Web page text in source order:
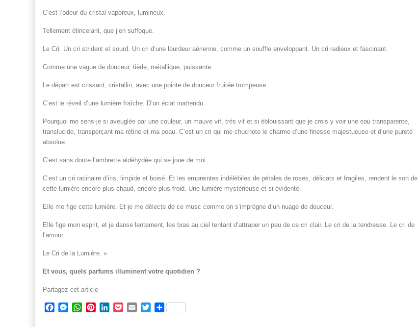
C’est l’odeur du cristal vaporeux, lumineux.
Tellement étincelant, que j’en suffoque.
Le Cri. Un cri strident et sourd. Un cri d’une lourdeur aérienne, comme un souffle enveloppant. Un cri radieux et fascinant.
Comme une vague de douceur, tiède, métallique, puissante.
Le départ est crissant, cristallin, avec une pointe de douceur fruitée trompeuse.
C’est le réveil d’une lumière fraîche. D’un éclat inattendu.
Pourquoi me sens-je si aveuglée par une couleur, un mauve vif, très vif et si éblouissant que je crois y voir une eau transparente,
translucide, transperçant ma rétine et ma peau. C’est un cri qui me chuchote le charme d’une finesse majestueuse et d’une pureté
absolue.
C’est sans doute l’ambrette aldéhydée qui se joue de moi.
C’est un cri racinaire d’iris, limpide et boisé. Et les empreintes indélébiles de pétales de roses, délicats et fragiles, rendent le son de
cette lumière encore plus chaud, encore plus froid. Une lumière mystérieuse et si évidente.
Elle me fige cette lumière. Et je me délecte de ce musc comme on s’imprègne d’un nuage de douceur.
Elle fige mon esprit, et je danse lentement, les bras au ciel tentant d’attraper un peu de ce cri clair. Le cri de la tendresse. Le cri de
l’amour.
Le Cri de la Lumière. »
Et vous, quels parfums illuminent votre quotidien ?
Partagez cet article
Facebook
Messenger
WhatsApp
PinterestLinkedInPocketEmailTwitterPartager